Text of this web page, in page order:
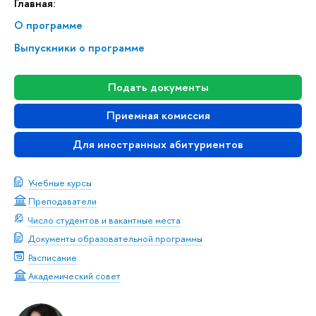
О программе
Выпускники о программе
Подать документы
Приемная комиссия
Для иностранных абитуриентов
Учебные курсы
Преподаватели
Число студентов и вакантные места
Документы образовательной программы
Расписание
Академический совет